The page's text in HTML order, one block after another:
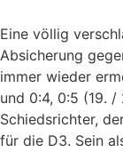
Eine völlig
Absicherung
immer wieder
und 0:4, 0:5 (19.
Schiedsrichter,
für die D3. Sein